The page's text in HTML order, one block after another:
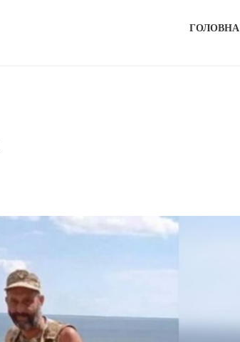
ГОЛОВНА